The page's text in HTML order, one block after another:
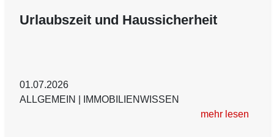
Urlaubszeit und Haussicherheit
01.07.2026
ALLGEMEIN
IMMOBILIENWISSEN
mehr lesen